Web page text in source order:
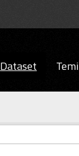
Dataset Temi